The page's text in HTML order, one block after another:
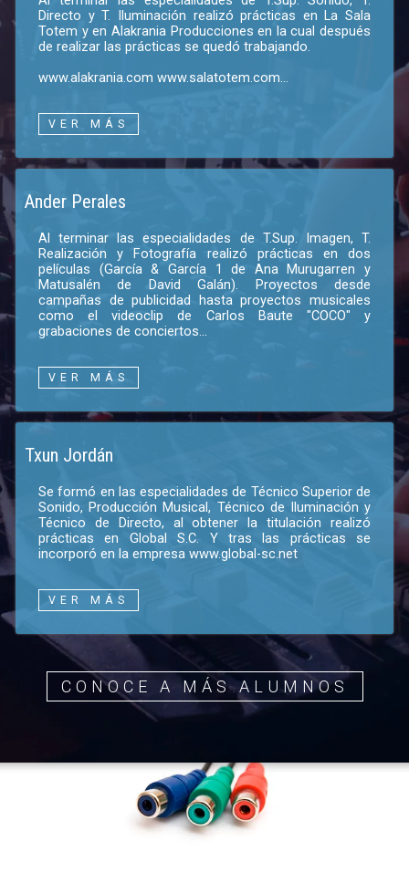
Directo y T. Iluminación realizó prácticas en La Sala
Totem y en Alakrania Producciones en la cual después
de realizar las prácticas se quedó trabajando.
www.alakrania.com www.salatotem.com...
VER MÁS
Ander Perales
Al terminar las especialidades de T.Sup. Imagen, T.
Realización y Fotografía realizó prácticas en dos
películas (García & García 1 de Ana Murugarren y
Matusalén de David Galán). Proyectos desde
campañas de publicidad hasta proyectos musicales
como el videoclip de Carlos Baute "COCO" y
grabaciones de conciertos...
VER MÁS
Txun Jordán
Se formó en las especialidades de Técnico Superior de
Sonido, Producción Musical, Técnico de Iluminación y
Técnico de Directo, al obtener la titulación realizó
prácticas en Global S.C. Y tras las prácticas se
incorporó en la empresa www.global-sc.net
VER MÁS
CONOCE A MÁS ALUMNOS